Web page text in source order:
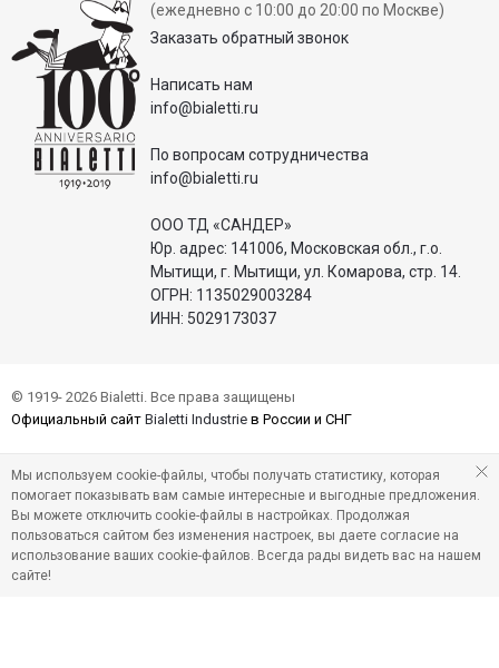
(ежедневно с 10:00 до 20:00 по Москве)
Заказать обратный звонок
Написать нам
info@bialetti.ru
По вопросам сотрудничества
info@bialetti.ru
ООО ТД «САНДЕР»
Юр. адрес: 141006, Московская обл., г.о.
Мытищи, г. Мытищи, ул. Комарова, стр. 14.
ОГРН: 1135029003284
ИНН: 5029173037
© 1919- 2026 Bialetti. Все права защищены
Официальный сайт Bialetti Industrie в России и СНГ
Мы используем cookie-файлы, чтобы получать статистику, которая
помогает показывать вам самые интересные и выгодные предложения.
Вы можете отключить cookie-файлы в настройках. Продолжая
пользоваться сайтом без изменения настроек, вы даете согласие на
использование ваших cookie-файлов. Всегда рады видеть вас на нашем
сайте!